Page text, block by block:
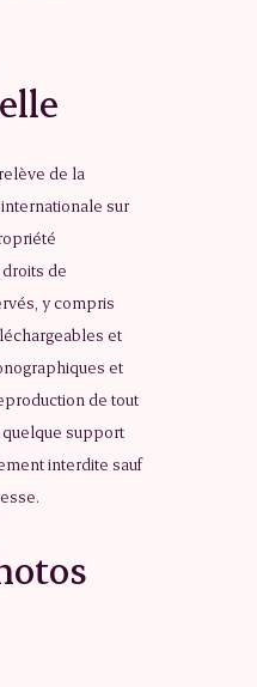
de la
sur
de
y compris
et
et
de tout
quelque support
interdite sauf